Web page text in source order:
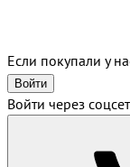
Если покупали у
Войти
Войти через